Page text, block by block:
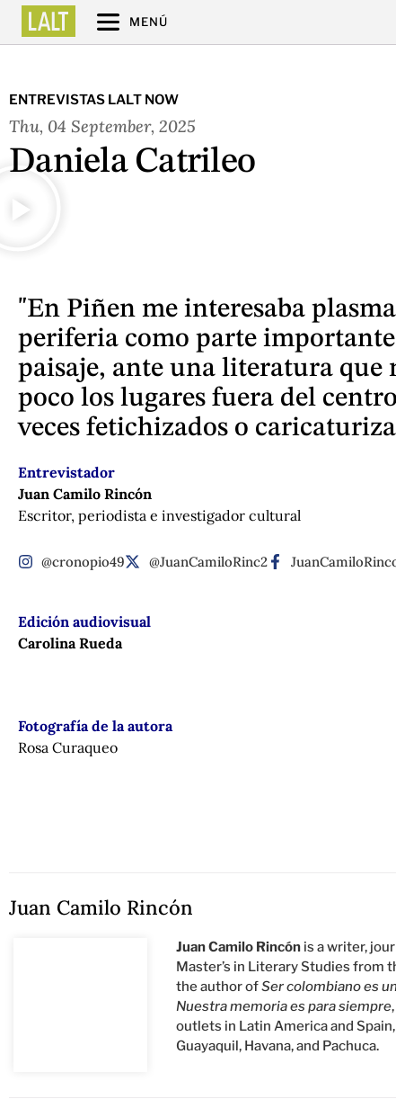
MENÚ
ENTREVISTAS LALT NOW
Thu, 04 September, 2025
Daniela Catrileo
"En Piñen me interesaba
periferia como parte
paisaje, ante una literatura que
poco los lugares fuera del
veces fetichizados o
Entrevistador
Juan Camilo Rincón
Escritor, periodista e investigador cultural
@cronopio49 @JuanCamiloRinc2
Edición audiovisual
Carolina Rueda
Fotografía de la autora
Rosa Curaqueo
Juan Camilo Rincón
Juan Camilo Rincón is a writer,
Master’s in Literary Studies from
the author ofSer colombiano es
Nuestra memoria es para siempre
outlets in Latin America and
Guayaquil, Havana, and Pachuca.